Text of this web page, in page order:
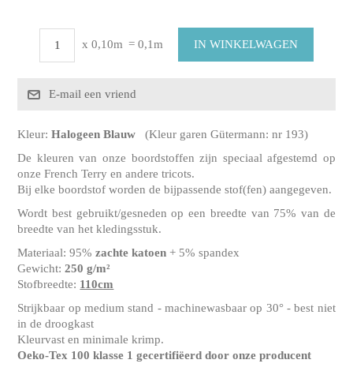
x 0,10m = 0,1m
Kleur:Halogeen Blauw (Kleur garen Gütermann: nr 193)
De kleuren van onze boordstoffen zijn speciaal afgestemd op
onze French Terry en andere tricots.
Bij elke boordstof worden de bijpassende stof(fen) aangegeven.
Wordt best gebruikt/gesneden op een breedte van 75% van de
breedte van het kledingsstuk.
Materiaal: 95%zachte katoen + 5% spandex
Gewicht:250 g/m²
Stofbreedte: 110cm
Strijkbaar op medium stand - machinewasbaar op 30° - best niet
in de droogkast
Kleurvast en minimale krimp.
Oeko-Tex 100 klasse 1 gecertifiëerd door onze producent